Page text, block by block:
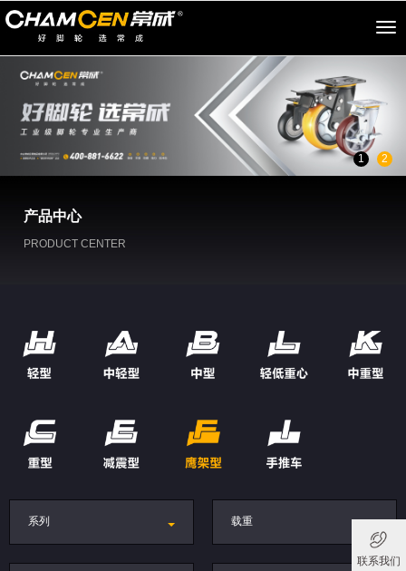
联系我们
切
1 2
产品中心
PRODUCT CENTER
系列 载重